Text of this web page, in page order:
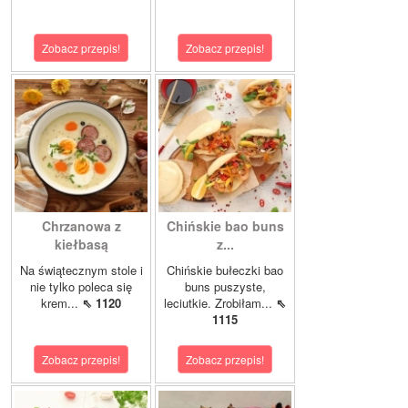
Zobacz przepis! Zobacz przepis!
Chrzanowa z
kiełbasą
Na świątecznym stole i
nie tylko poleca się
krem... ⇖ 1120
Zobacz przepis!
Chińskie bao buns
z...
Chińskie bułeczki bao
buns puszyste,
leciutkie. Zrobiłam... ⇖
1115
Zobacz przepis!